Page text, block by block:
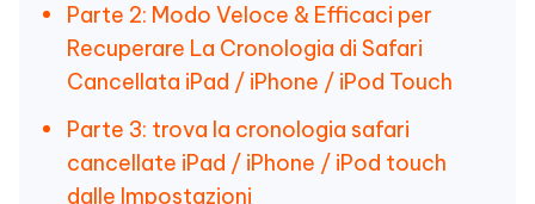
Parte 2: Modo Veloce & Efficaci per
Recuperare La Cronologia di Safari
Cancellata iPad / iPhone / iPod Touch
Parte 3: trova la cronologia safari
cancellate iPad / iPhone / iPod touch
dalle Impostazioni